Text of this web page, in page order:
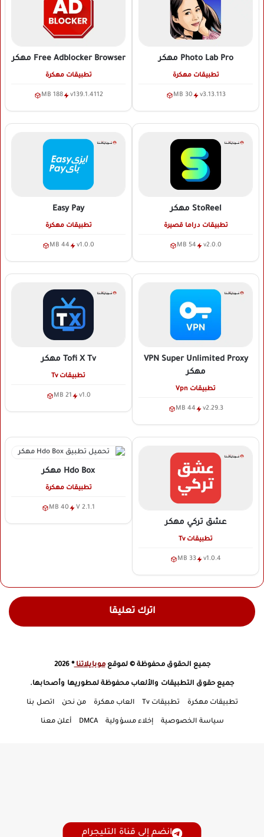
Photo Lab Pro مهكر
تطبيقات مهكرة
v3.13.113
30 MB
Free Adblocker Browser مهكر
تطبيقات مهكرة
v139.1.4112
188 MB
StoReel مهكر
تطبيقات دراما قصيرة
v2.0.0
54 MB
Easy Pay
تطبيقات مهكرة
v1.0.0
44 MB
VPN Super Unlimited Proxy
مهكر
تطبيقات Vpn
v2.29.3
44 MB
Tofi X Tv مهكر
تطبيقات Tv
v1.0
21 MB
عشق تركي مهكر
تطبيقات Tv
v1.0.4
33 MB
Hdo Box مهكر
تطبيقات مهكرة
V 2.1.1
40 MB
اترك تعليقا
جميع الحقوق محفوظة © لموقعموبايلاتنا® 2026
جميع حقوق التطبيقات والألعاب محفوظة لمطوريها وأصحابها.
تطبيقات مهكرة تطبيقات Tv العاب مهكرة من نحن اتصل بنا
سياسة الخصوصية إخلاء مسؤولية DMCA أعلن معنا
انضم إلى قناة التليجرام